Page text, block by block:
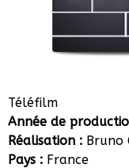
Téléfilm
Année de
Réalisation : Bruno
Pays : France